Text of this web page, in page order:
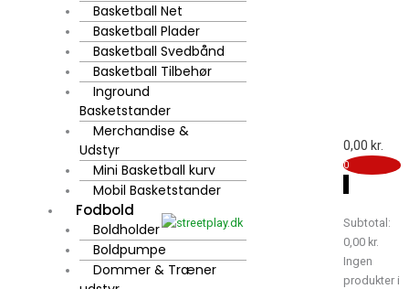
Basketball Net
Basketball Plader
Basketball Svedbånd
Basketball Tilbehør
Inground
Basketstander
Merchandise &
Udstyr
Mini Basketball kurv
Mobil Basketstander
Fodbold
Boldholder
Boldpumpe
Dommer & Træner
0,00 kr.
0
Subtotal:
0,00 kr.
Ingen
produkter i